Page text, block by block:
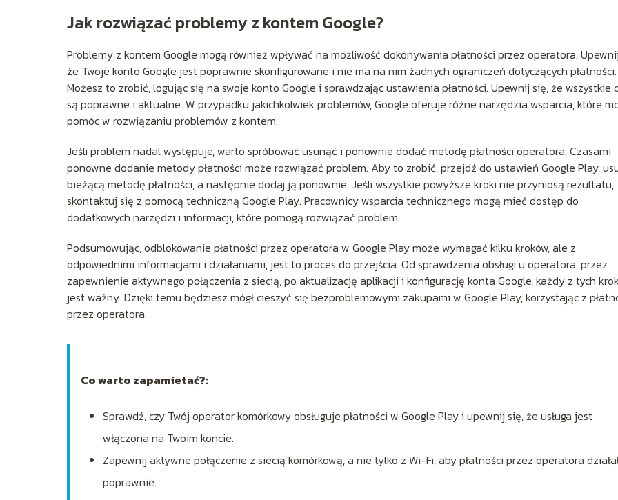
Jak rozwiązać problemy z kontem Google?
Problemy z kontem Google mogą również wpływać na możliwość dokonywania płatności przez operatora.
że Twoje konto Google jest poprawnie skonfigurowane i nie ma na nim żadnych ograniczeń dotyczących płatności.
Możesz to zrobić, logując się na swoje konto Google i sprawdzając ustawienia płatności. Upewnij się, że wszystkie
są poprawne i aktualne. W przypadku jakichkolwiek problemów, Google oferuje różne narzędzia wsparcia, które
pomóc w rozwiązaniu problemów z kontem.
Jeśli problem nadal występuje, warto spróbować usunąć i ponownie dodać metodę płatności operatora. Czasami
ponowne dodanie metody płatności może rozwiązać problem. Aby to zrobić, przejdź do ustawień Google Play,
bieżącą metodę płatności, a następnie dodaj ją ponownie. Jeśli wszystkie powyższe kroki nie przyniosą rezultatu,
skontaktuj się z pomocą techniczną Google Play. Pracownicy wsparcia technicznego mogą mieć dostęp do
dodatkowych narzędzi i informacji, które pomogą rozwiązać problem.
Podsumowując, odblokowanie płatności przez operatora w Google Play może wymagać kilku kroków, ale z
odpowiednimi informacjami i działaniami, jest to proces do przejścia. Od sprawdzenia obsługi u operatora, przez
zapewnienie aktywnego połączenia z siecią, po aktualizację aplikacji i konfigurację konta Google, każdy z tych
jest ważny. Dzięki temu będziesz mógł cieszyć się bezproblemowymi zakupami w Google Play, korzystając z
przez operatora.
Co warto zapamietać?:
Sprawdź, czy Twój operator komórkowy obsługuje płatności w Google Play i upewnij się, że usługa jest
włączona na Twoim koncie.
Zapewnij aktywne połączenie z siecią komórkową, a nie tylko z Wi-Fi, aby płatności przez operatora
poprawnie.